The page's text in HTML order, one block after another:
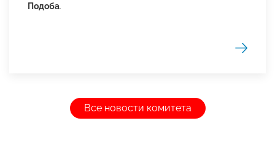
Подоба.
Все новости комитета